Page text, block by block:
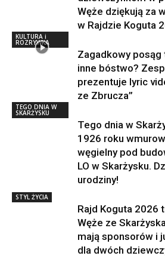
Węże dziękują za
w Rajdzie Koguta
KULTURA i
ROZRYWKA
Zagadkowy
inne bóstwo?
prezentuje lyric
ze Zbrucza”
TEGO DNIA W
SKARŻYSKU
Tego dnia w
1926 roku
węgielny pod
LO w Skarżysku.
urodziny!
STYL ŻYCIA
Rajd Koguta 2026
Węże ze
mają sponsorów i
dla dwóch